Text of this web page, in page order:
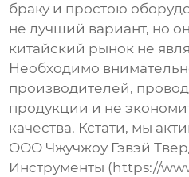
браку и простою
не лучший вариант, но
китайский рынок не
Необходимо
производителей,
продукции и не
качества. Кстати, мы
ООО Чжучжоу Гэвэй
Инструменты (https://